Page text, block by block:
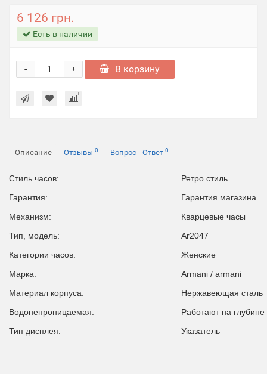
6 126 грн.
Есть в наличии
+
- В корзину
Описание Отзывы 0 Вопрос - Ответ 0
Стиль часов:
Ретро стиль
Гарантия:
Гарантия магазина
Механизм:
Кварцевые часы
Тип, модель:
Ar2047
Категории часов:
Женские
Марка:
Armani / armani
Материал корпуса:
Нержавеющая сталь
Водонепроницаемая:
Работают на
Тип дисплея:
Указатель